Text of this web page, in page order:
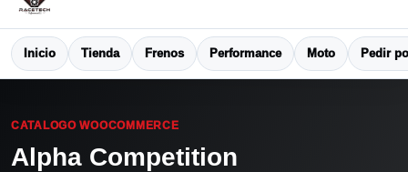
Inicio Tienda Frenos Performance Moto Pedir
CATALOGO WOOCOMMERCE
Alpha Competition